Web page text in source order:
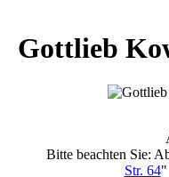
Gottlieb
Bitte beachten Sie:
Str. 64"